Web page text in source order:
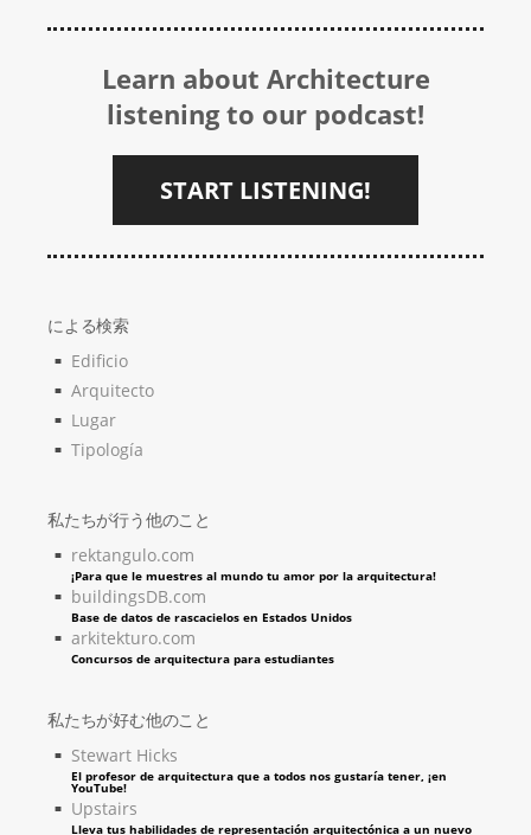
Learn about Architecture
listening to our podcast!
START LISTENING!
による検索
Edificio
Arquitecto
Lugar
Tipología
私たちが行う他のこと
rektangulo.com
¡Para que le muestres al mundo tu amor por la arquitectura!
buildingsDB.com
Base de datos de rascacielos en Estados Unidos
arkitekturo.com
Concursos de arquitectura para estudiantes
私たちが好む他のこと
Stewart Hicks
El profesor de arquitectura que a todos nos gustaría tener, ¡en
YouTube!
Upstairs
Lleva tus habilidades de representación arquitectónica a un nuevo